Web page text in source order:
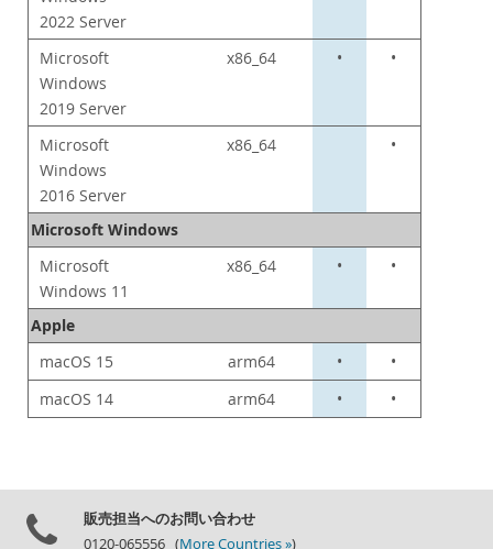
2022 Server
Microsoft
Windows
2019 Server
x86_64 • •
Microsoft
Windows
2016 Server
x86_64 •
Microsoft Windows
Microsoft
Windows 11
x86_64 • •
Apple
macOS 15
arm64 •
•
macOS 14
arm64 • •
販売担当へのお問い合わせ
0120-065556 (More Countries »)